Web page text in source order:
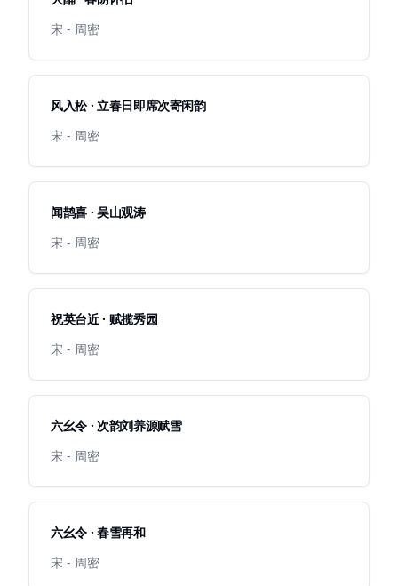
宋 - 周密
风入松 · 立春日即席次寄闲韵
宋 - 周密
闻鹊喜 · 吴山观涛
宋 - 周密
祝英台近 · 赋揽秀园
宋 - 周密
六幺令 · 次韵刘养源赋雪
宋 - 周密
六幺令 · 春雪再和
宋 - 周密